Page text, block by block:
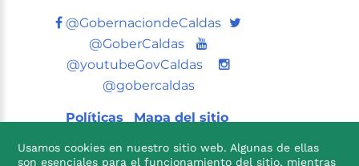
@GobernaciondeCaldas Twitter
@GoberCaldas
Youtube
@youtubeGovCaldas
@gobercaldas
Políticas Mapa del sitio
Usamos cookies en nuestro sitio web. Algunas de ellas
son esenciales para el funcionamiento del sitio, mientras